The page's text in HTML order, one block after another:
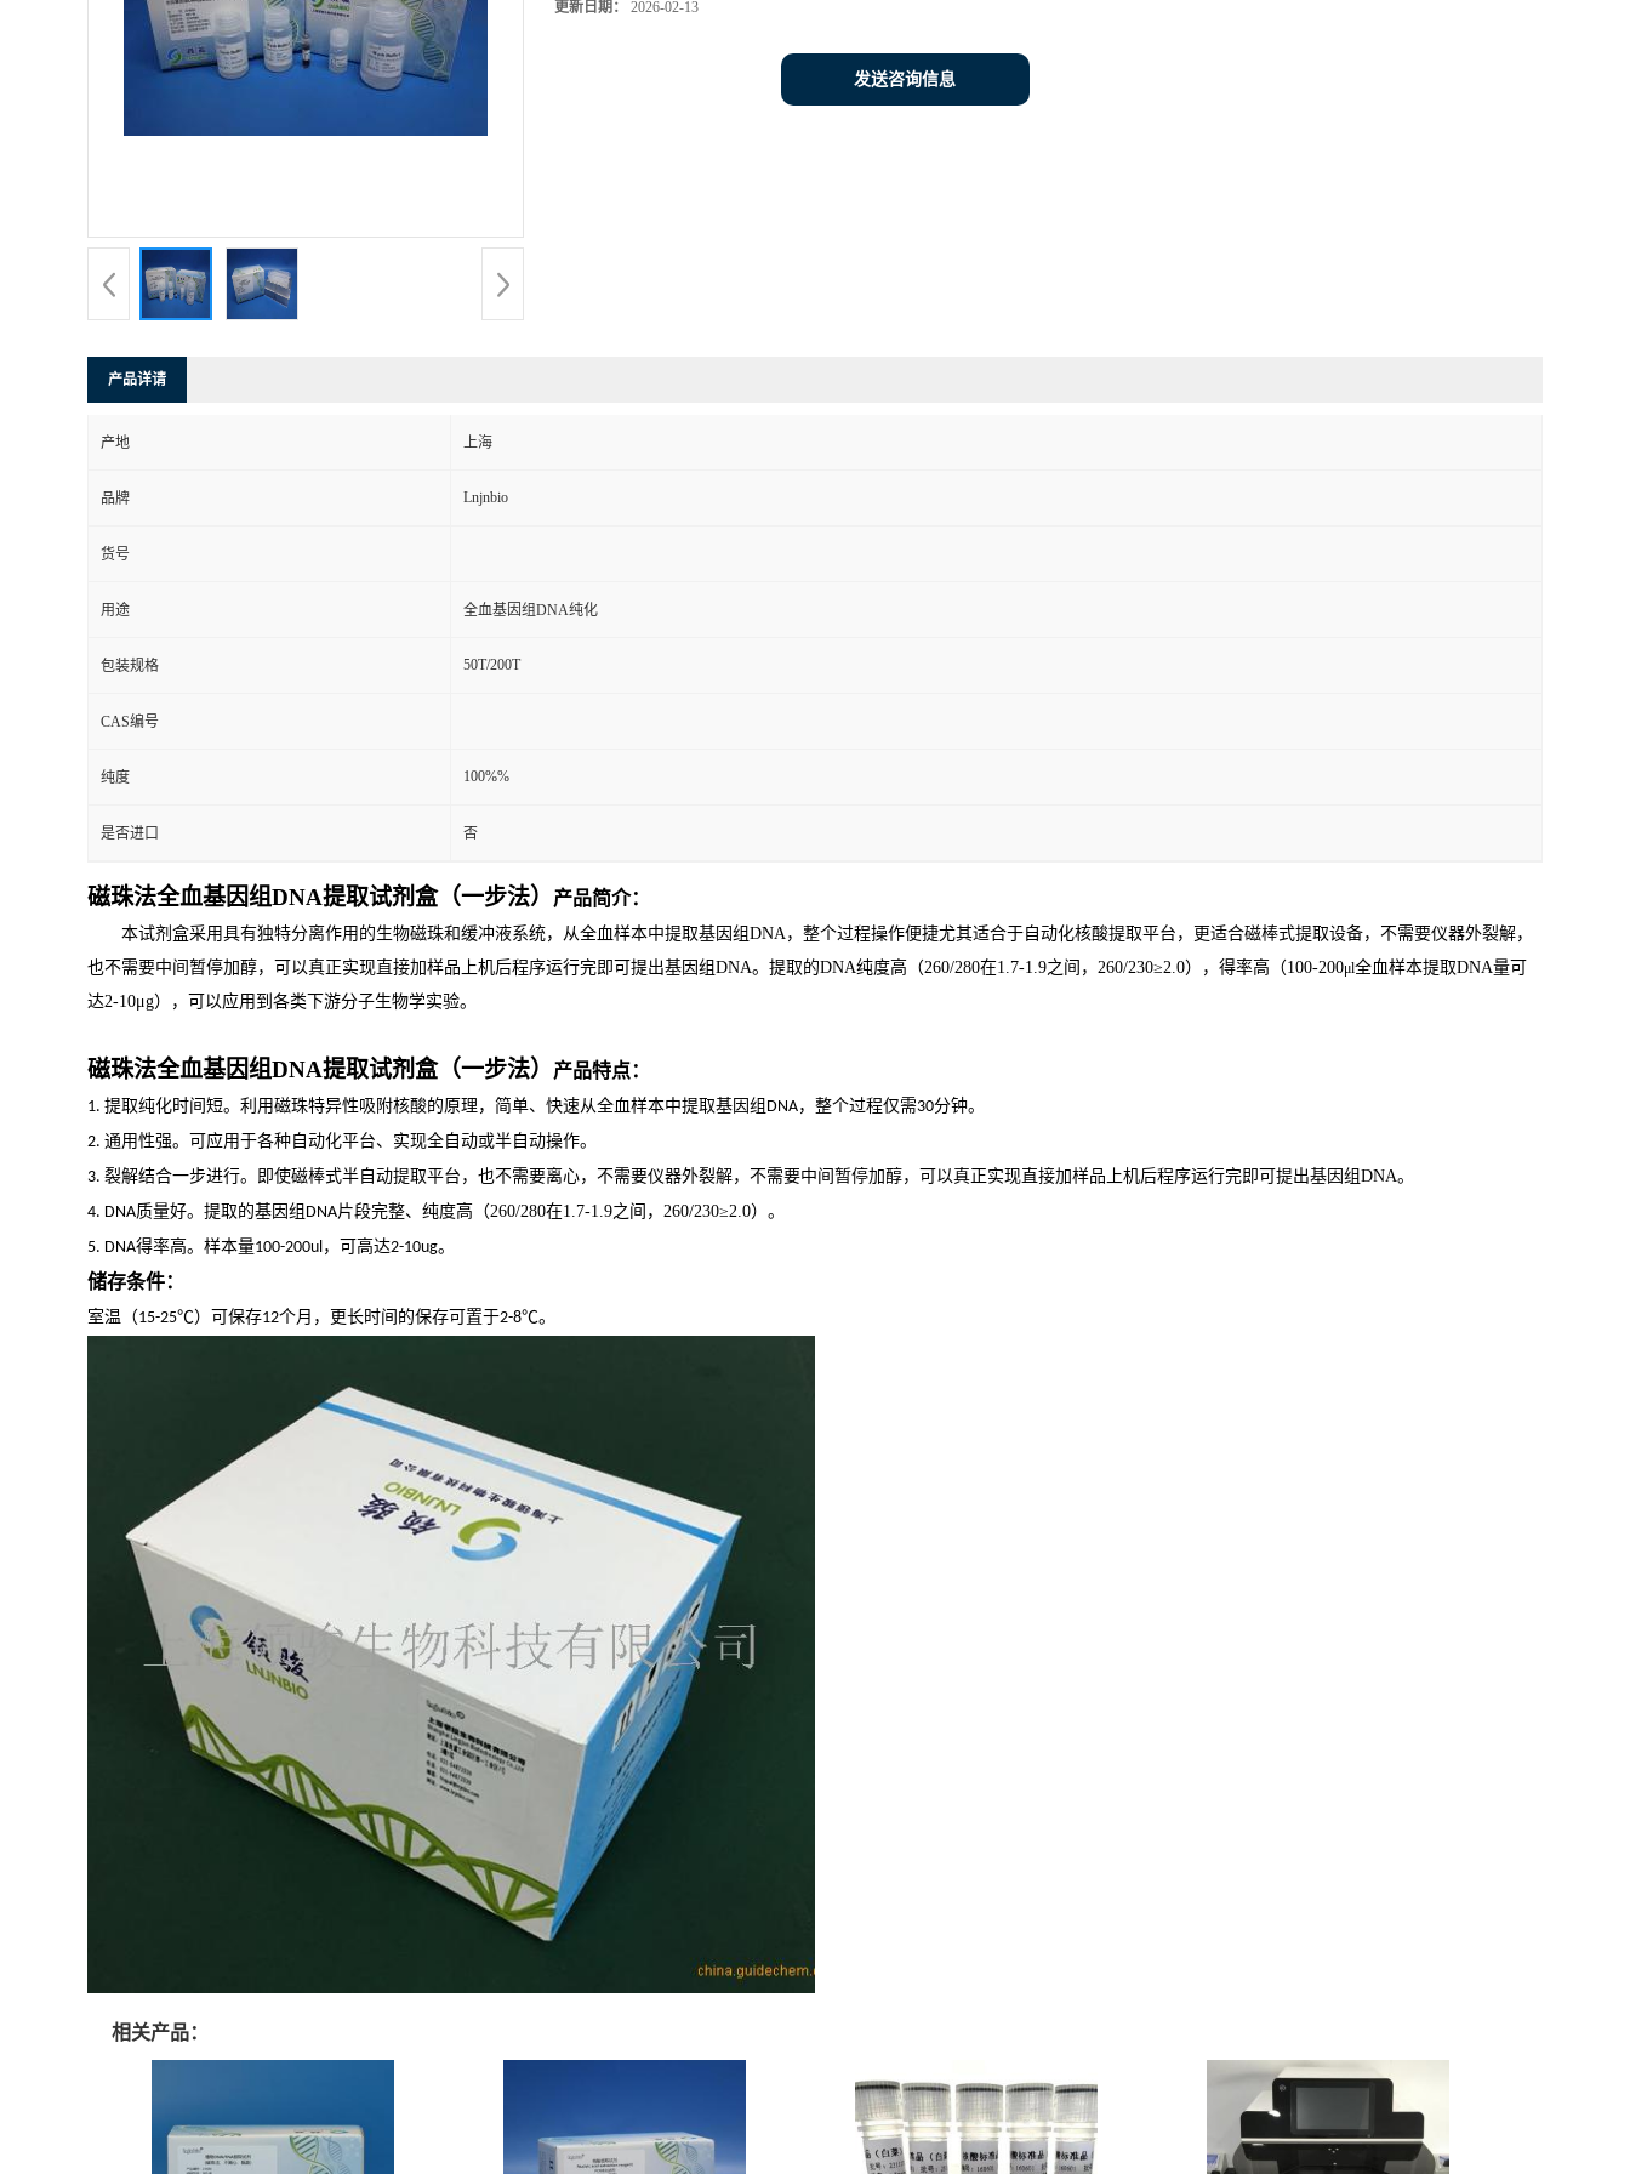
更新日期： 2026-02-13
发送咨询信息
产品详请
产地 上海
品牌 Lnjnbio
货号
用途 全血基因组DNA纯化
包装规格 50T/200T
CAS编号
纯度 100%%
是否进口 否
磁珠法全血基因组DNA提取试剂盒（一步法） 产品简介：
本试剂盒采用具有独特分离作用的生物磁珠和缓冲液系统，从全血样本中提取基因组DNA，整个过程操作便捷尤其适合于自动化核酸提取平台，更适合磁棒式提取设备，不需要仪器外裂解，
也不需要中间暂停加醇，可以真正实现直接加样品上机后程序运行完即可提出基因组DNA。提取的DNA纯度高（260/280在1.7-1.9之间， 260/230≥2.0），得率高（100-200μl全血样本提取DNA量可
达2-10μg），可以应用到各类下游分子生物学实验。
磁珠法全血基因组DNA提取试剂盒（一步法） 产品特点：
1. 提取纯化时间短。利用磁珠特异性吸附核酸的原理，简单、快速从全血样本中提取基因组 DNA，整个过程仅需30分钟。
2. 通用性强。可应用于各种自动化平台、实现全自动或半自动操作。
3. 裂解结合一步进行。即使磁棒式半自动提取平台，也不需要离心，不需要仪器外裂解，不需要中间暂停加醇，可以真正实现直接加样品上机后程序运行完即可提出基因组DNA。
4. DNA质量好。提取的基因组 DNA片段完整、纯度高 （260/280在1.7-1.9之间， 260/230≥2.0） 。
5. DNA得率高。样本量100-200ul，可高达2-10ug。
储存条件：
室温（15-25℃）可保存12个月，更长时间的保存可置于2-8℃。
相关产品：